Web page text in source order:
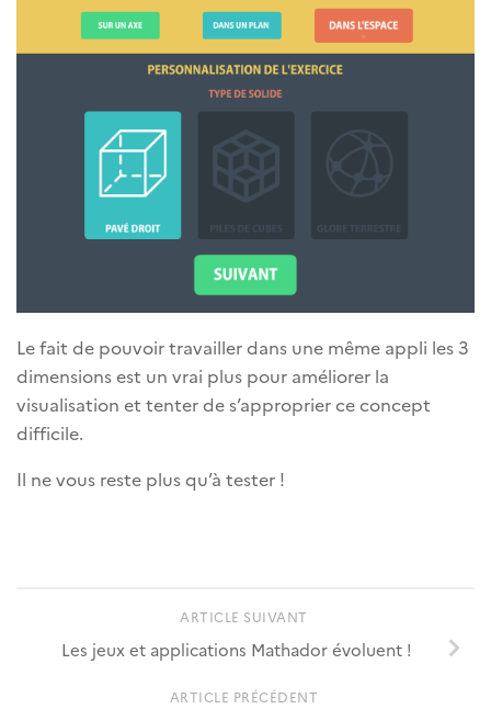
Le fait de pouvoir travailler dans une même appli les 3
dimensions est un vrai plus pour améliorer la
visualisation et tenter de s’approprier ce concept
difficile.
Il ne vous reste plus qu’à tester !
ARTICLE SUIVANT
Les jeux et applications Mathador évoluent !
ARTICLE PRÉCÉDENT